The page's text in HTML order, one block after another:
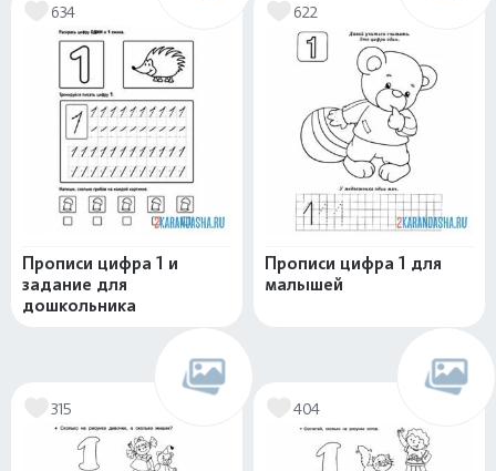
634
Прописи цифра 1 и
задание для
дошкольника
622
Прописи цифра 1 для
малышей
315 404